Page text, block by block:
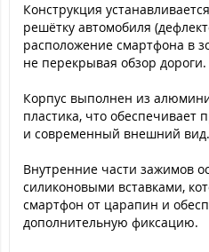
Конструкция
решётку автомобиля
расположение смартфона в
не перекрывая обзор дороги.
Корпус выполнен из
пластика, что обеспечивает
и современный внешний вид.
Внутренние части зажимов
силиконовыми вставками,
смартфон от царапин и
дополнительную фиксацию.